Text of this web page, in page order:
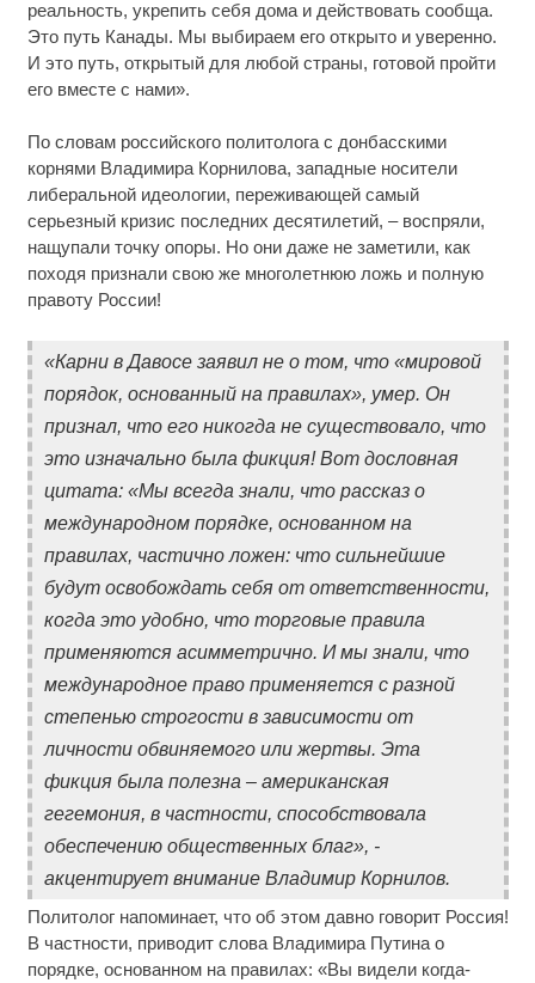
реальность, укрепить себя дома и действовать сообща.
Это путь Канады. Мы выбираем его открыто и уверенно.
И это путь, открытый для любой страны, готовой пройти
его вместе с нами».
По словам российского политолога с донбасскими
корнями Владимира Корнилова, западные носители
либеральной идеологии, переживающей самый
серьезный кризис последних десятилетий, – воспряли,
нащупали точку опоры. Но они даже не заметили, как
походя признали свою же многолетнюю ложь и полную
правоту России!
«Карни в Давосе заявил не о том, что «мировой
порядок, основанный на правилах», умер. Он
признал, что его никогда не существовало, что
это изначально была фикция! Вот дословная
цитата: «Мы всегда знали, что рассказ о
международном порядке, основанном на
правилах, частично ложен: что сильнейшие
будут освобождать себя от ответственности,
когда это удобно, что торговые правила
применяются асимметрично. И мы знали, что
международное право применяется с разной
степенью строгости в зависимости от
личности обвиняемого или жертвы. Эта
фикция была полезна – американская
гегемония, в частности, способствовала
обеспечению общественных благ», -
акцентирует внимание Владимир Корнилов.
Политолог напоминает, что об этом давно говорит Россия!
В частности, приводит слова Владимира Путина о
порядке, основанном на правилах: «Вы видели когда-